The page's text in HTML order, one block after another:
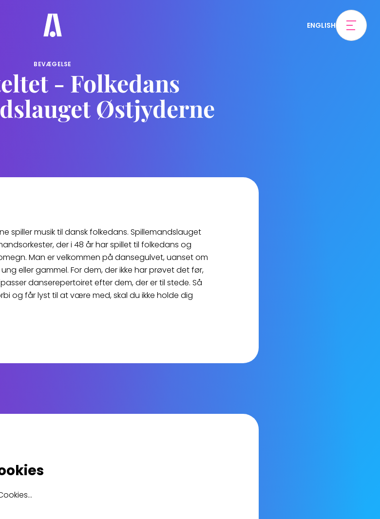
ENGLISH
BEVÆGELSE
- Folkedans
Østjyderne
spiller musik til dansk folkedans. Spillemandslauget
der i 48 år har spillet til folkedans og
Man er velkommen på dansegulvet, uanset om
eller gammel. For dem, der ikke har prøvet det før,
danserepertoiret efter dem, der er til stede. Så
og får lyst til at være med, skal du ikke holde dig